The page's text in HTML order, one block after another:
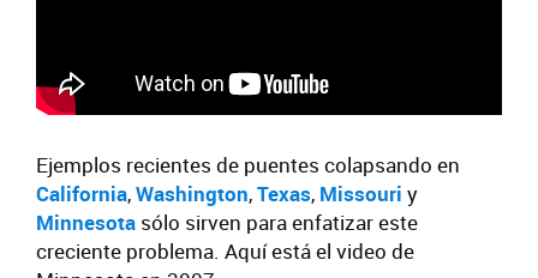
Ejemplos recientes de puentes colapsando en
California,Washington,Texas, Missouri y
Minnesota sólo sirven para enfatizar este
creciente problema. Aquí está el video de